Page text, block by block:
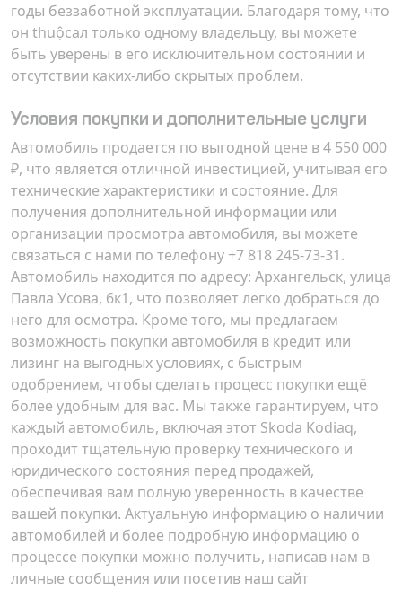
годы беззаботной эксплуатации. Благодаря тому, что
он thuộcал только одному владельцу, вы можете
быть уверены в его исключительном состоянии и
отсутствии каких-либо скрытых проблем.
Условия покупки и дополнительные услуги
Автомобиль продается по выгодной цене в 4 550 000
₽, что является отличной инвестицией, учитывая его
технические характеристики и состояние. Для
получения дополнительной информации или
организации просмотра автомобиля, вы можете
связаться с нами по телефону +7 818 245-73-31.
Автомобиль находится по адресу: Архангельск, улица
Павла Усова, 6к1, что позволяет легко добраться до
него для осмотра. Кроме того, мы предлагаем
возможность покупки автомобиля в кредит или
лизинг на выгодных условиях, с быстрым
одобрением, чтобы сделать процесс покупки ещё
более удобным для вас. Мы также гарантируем, что
каждый автомобиль, включая этот Skoda Kodiaq,
проходит тщательную проверку технического и
юридического состояния перед продажей,
обеспечивая вам полную уверенность в качестве
вашей покупки. Актуальную информацию о наличии
автомобилей и более подробную информацию о
процессе покупки можно получить, написав нам в
личные сообщения или посетив наш сайт